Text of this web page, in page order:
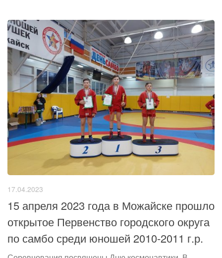
17.04.2023
15 апреля 2023 года в Можайске прошло
открытое Первенство городского округа
по самбо среди юношей 2010-2011 г.р.